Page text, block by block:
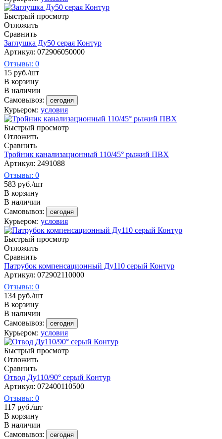
Быстрый просмотр
Отложить
Сравнить
Заглушка Ду50 серая Контур
Артикул: 072906050000
Отзывы: 0
15 руб./шт
В корзину
В наличии
Самовывоз:
сегодня
Курьером: условия
Быстрый просмотр
Отложить
Сравнить
Тройник канализационный 110/45° рыжий ПВХ
Артикул: 2491088
Отзывы: 0
583 руб./шт
В корзину
В наличии
Самовывоз:
сегодня
Курьером: условия
Быстрый просмотр
Отложить
Сравнить
Патрубок компенсационный Ду110 серый Контур
Артикул: 072902110000
Отзывы: 0
134 руб./шт
В корзину
В наличии
Самовывоз:
сегодня
Курьером: условия
Быстрый просмотр
Отложить
Сравнить
Отвод Ду110/90° серый Контур
Артикул: 072400110500
Отзывы: 0
117 руб./шт
В корзину
В наличии
Самовывоз:
сегодня